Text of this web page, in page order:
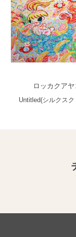
ロッカクアヤ
Untitled(シルクス